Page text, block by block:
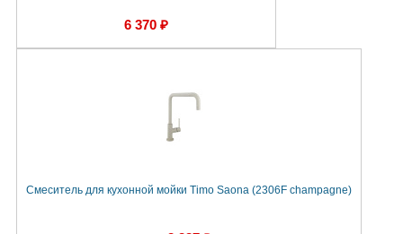
6 370 ₽
Смеситель для кухонной мойки Timo Saona (2306F сhampagne)